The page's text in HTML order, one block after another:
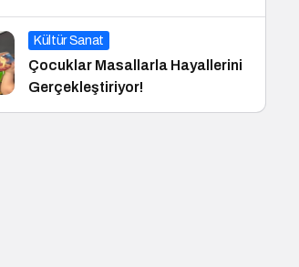
Kültür Sanat
Çocuklar Masallarla Hayallerini
Gerçekleştiriyor!